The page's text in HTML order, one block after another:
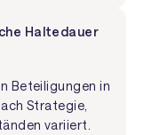
Haltedauer
Beteiligungen in
Strategie,
variiert.